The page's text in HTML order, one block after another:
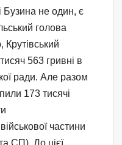
Бузина не один, є
голова
Крутівський
563 гривні в
ради. Але разом
173 тисячі
частини
СП). До цієї